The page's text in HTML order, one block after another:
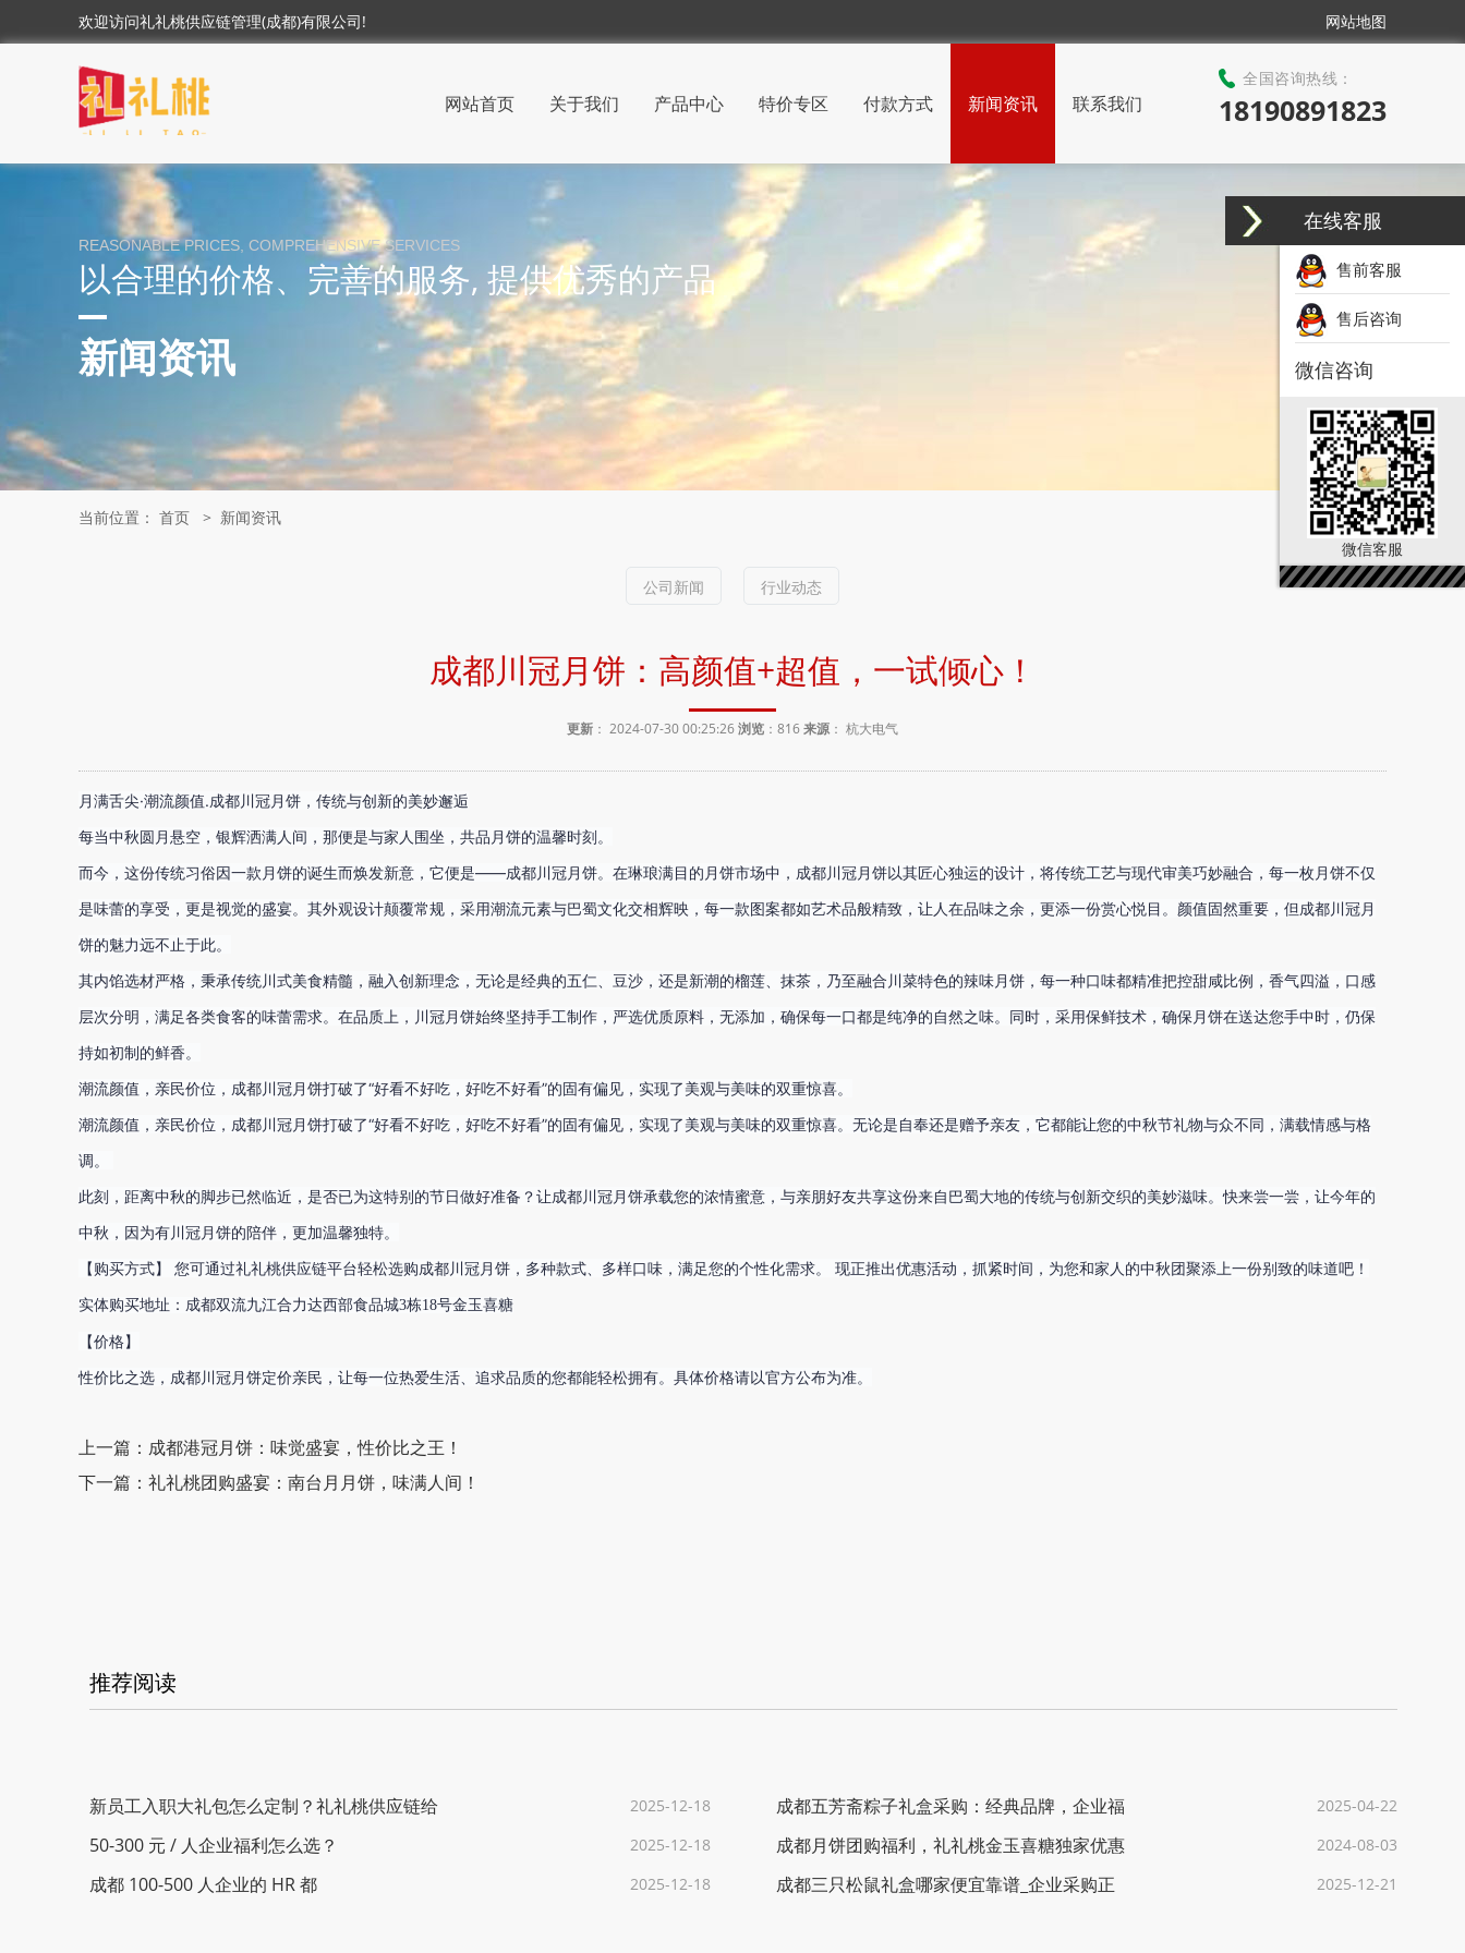
欢迎访问礼礼桃供应链管理(成都)有限公司! 网站地图
网站首页 关于我们 产品中心 特价专区 付款方式 新闻资讯 联系我们
全国咨询热线：
18190891823
REASONABLE PRICES, COMPREHENSIVE SERVICES
以合理的价格、完善的服务, 提供优秀的产品
新闻资讯
当前位置： 首页 > 新闻资讯
公司新闻 行业动态
成都川冠月饼：高颜值+超值，一试倾心！
更新 ： 2024-07-30 00:25:26浏览 ： 816来源： 杭大电气
月满舌尖·潮流颜值.成都川冠月饼，传统与创新的美妙邂逅
每当中秋圆月悬空，银辉洒满人间，那便是与家人围坐，共品月饼的温馨时刻。
而今，这份传统习俗因一款月饼的诞生而焕发新意，它便是——成都川冠月饼。 在琳琅满目的月饼市场中，成都川冠月饼以其匠心独运的设计，将传统工艺与现代审美巧妙融合，每一枚月饼不仅
是味蕾的享受，更是视觉的盛宴。 其外观设计颠覆常规，采用潮流元素与巴蜀文化交相辉映，每一款图案都如艺术品般精致，让人在品味之余，更添一份赏心悦目。 颜值固然重要，但成都川冠月
饼的魅力远不止于此。
其内馅选材严格，秉承传统川式美食精髓，融入创新理念，无论是经典的五仁、豆沙，还是新潮的榴莲、抹茶，乃至融合川菜特色的辣味月饼，每一种口味都精准把控甜咸比例，香气四溢，口感
层次分明，满足各类食客的味蕾需求。 在品质上，川冠月饼始终坚持手工制作，严选优质原料，无添加，确保每一口都是纯净的自然之味。 同时，采用保鲜技术，确保月饼在送达您手中时，仍保
持如初制的鲜香。
潮流颜值，亲民价位，成都川冠月饼打破了“好看不好吃，好吃不好看”的固有偏见，实现了美观与美味的双重惊喜。
潮流颜值，亲民价位，成都川冠月饼打破了“好看不好吃，好吃不好看”的固有偏见，实现了美观与美味的双重惊喜。 无论是自奉还是赠予亲友，它都能让您的中秋节礼物与众不同，满载情感与格
调。
此刻，距离中秋的脚步已然临近，是否已为这特别的节日做好准备？让成都川冠月饼承载您的浓情蜜意，与亲朋好友共享这份来自巴蜀大地的传统与创新交织的美妙滋味。快来尝一尝，让今年的
中秋，因为有川冠月饼的陪伴，更加温馨独特。
【购买方式】 您可通过礼礼桃供应链平台轻松选购成都川冠月饼，多种款式、多样口味，满足您的个性化需求。 现正推出优惠活动，抓紧时间，为您和家人的中秋团聚添上一份别致的味道吧！
实体购买地址：成都双流九江合力达西部食品城3栋18号金玉喜糖
【价格】
性价比之选，成都川冠月饼定价亲民，让每一位热爱生活、追求品质的您都能轻松拥有。 具体价格请以官方公布为准。
上一篇：成都港冠月饼：味觉盛宴，性价比之王！
下一篇：礼礼桃团购盛宴：南台月月饼，味满人间！
推荐阅读
新员工入职大礼包怎么定制？礼礼桃供应链给 2025-12-18
50-300 元 / 人企业福利怎么选？ 2025-12-18
成都 100-500 人企业的 HR 都 2025-12-18
成都五芳斋粽子礼盒采购：经典品牌，企业福 2025-04-22
成都月饼团购福利，礼礼桃金玉喜糖独家优惠 2024-08-03
成都三只松鼠礼盒哪家便宜靠谱_企业采购正 2025-12-21
在线客服
售前客服
售后咨询
微信咨询
微信客服